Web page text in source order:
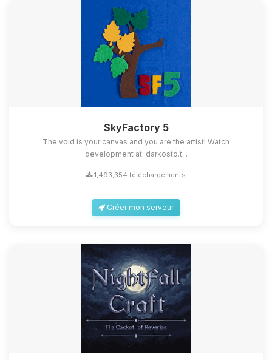
SkyFactory 5
The void is your canvas and you are the artist! Watch
development at: darkosto.t...
1,493,354 téléchargements
Créer mon serveur